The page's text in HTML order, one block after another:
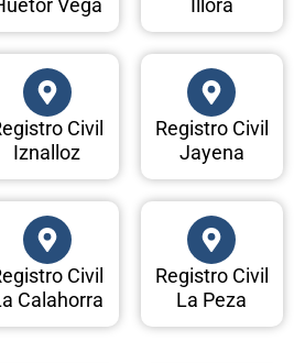
Vega
Illora
Civil
Iznalloz
Registro Civil
Jayena
Civil
Calahorra
Registro Civil
La Peza